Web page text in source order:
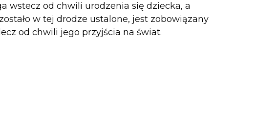
wstecz od chwili urodzenia się dziecka, a
w tej drodze ustalone, jest zobowiązany
od chwili jego przyjścia na świat.